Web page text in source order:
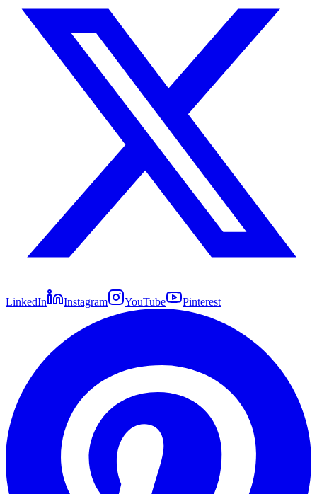
LinkedIn Instagram YouTube Pinterest